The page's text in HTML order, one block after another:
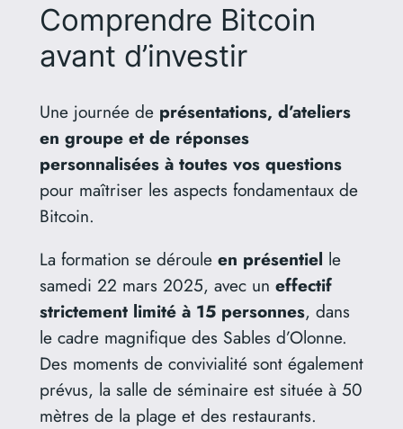
Comprendre Bitcoin
avant d’investir
Une journée de présentations, d’ateliers
en groupe et de réponses
personnalisées à toutes vos questions
pour maîtriser les aspects fondamentaux de
Bitcoin.
La formation se déroule en présentiel le
samedi 22 mars 2025, avec un effectif
strictement limité à 15 personnes, dans
le cadre magnifique des Sables d’Olonne.
Des moments de convivialité sont également
prévus, la salle de séminaire est située à 50
mètres de la plage et des restaurants.